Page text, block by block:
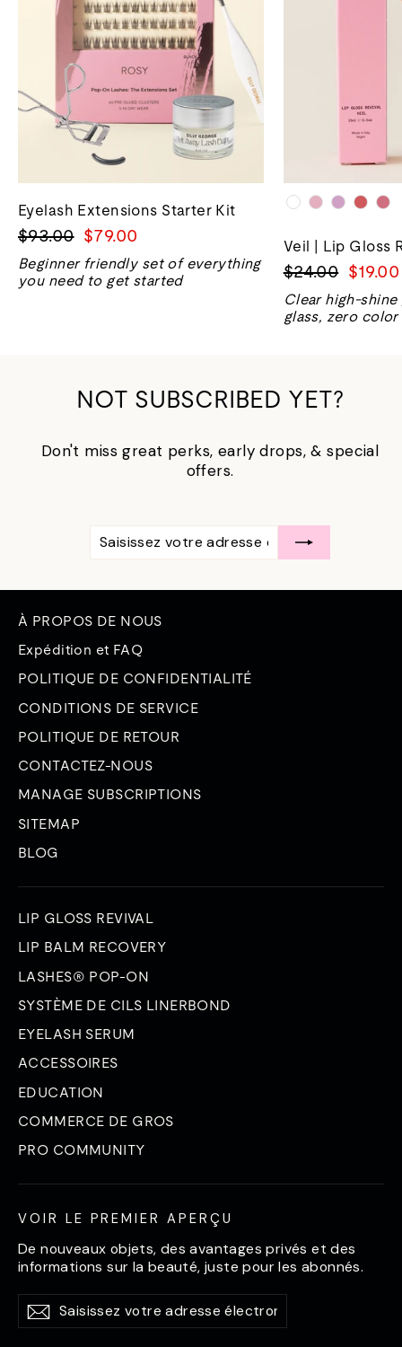
Eyelash Extensions Starter Kit
Prix
normal
$93.00 Prix
de
vente
$79.00
Beginner friendly set of everything
you need to get started
Veil | Lip Gloss
Prix
normal
$24.00 Prix
de
vente
$19.00
Clear high-
glass, zero color
NOT SUBSCRIBED YET?
Don't miss great perks, early drops, & special
offers.
SAISISSEZ
VOTRE
ADRESSE
S'ABONNER
À PROPOS DE NOUS
Expédition et FAQ
POLITIQUE DE CONFIDENTIALITÉ
CONDITIONS DE SERVICE
POLITIQUE DE RETOUR
CONTACTEZ-NOUS
MANAGE SUBSCRIPTIONS
SITEMAP
BLOG
LIP GLOSS REVIVAL
LIP BALM RECOVERY
LASHES® POP-ON
SYSTÈME DE CILS LINERBOND
EYELASH SERUM
ACCESSOIRES
EDUCATION
COMMERCE DE GROS
PRO COMMUNITY
VOIR LE PREMIER APERÇU
De nouveaux objets, des avantages privés et des
informations sur la beauté, juste pour les abonnés.
Saisissez
votre
adresse
S'abonnerS'abonner